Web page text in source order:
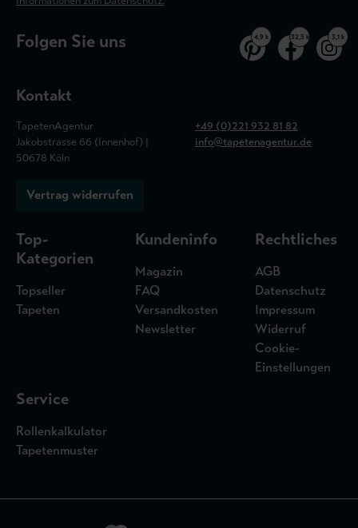
Folgen Sie uns 4,9 k 32,5 k 3,1 k
Kontakt
TapetenAgentur
Jakobstrasse 66 (Innenhof) |
50678 Köln
+49 (0)221 932 81 82
info@tapetenagentur.de
Vertrag widerrufen
Top-
Kategorien
Topseller
Tapeten
Kundeninfo
Magazin
FAQ
Versandkosten
Newsletter
Rechtliches
AGB
Datenschutz
Impressum
Widerruf
Cookie-
Einstellungen
Service
Rollenkalkulator
Tapetenmuster